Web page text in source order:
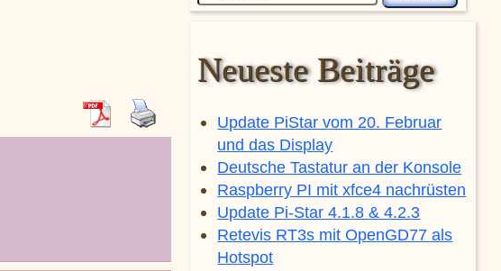
Neueste Beiträge
Update PiStar vom 20. Februar
und das Display
Deutsche Tastatur an der Konsole
Raspberry PI mit xfce4 nachrüsten
Update Pi-Star 4.1.8 & 4.2.3
Retevis RT3s mit OpenGD77 als
Hotspot